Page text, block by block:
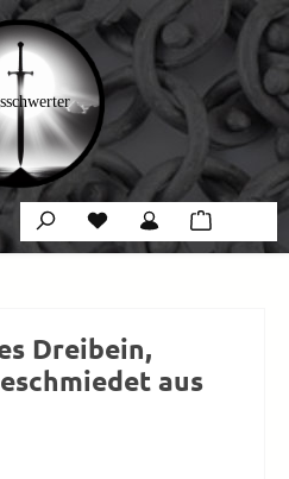
Du hast 0 Produkte auf
Dreibein,
aus